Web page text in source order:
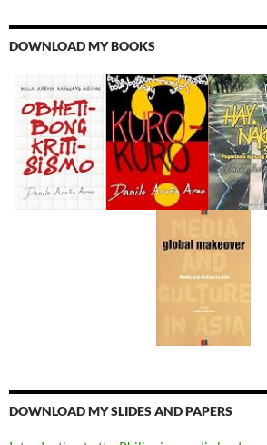
DOWNLOAD MY BOOKS
DOWNLOAD MY SLIDES AND PAPERS